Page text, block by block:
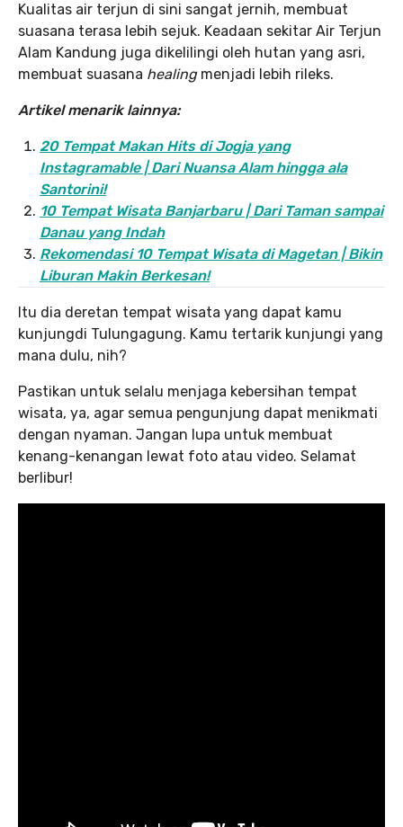
Kualitas air terjun di sini sangat jernih, membuat
suasana terasa lebih sejuk. Keadaan sekitar Air Terjun
Alam Kandung juga dikelilingi oleh hutan yang asri,
membuat suasana healingmenjadi lebih rileks.
Artikel menarik lainnya:
20 Tempat Makan Hits di Jogja yang
Instagramable | Dari Nuansa Alam hingga ala
Santorini!
10 Tempat Wisata Banjarbaru | Dari Taman sampai
Danau yang Indah
Rekomendasi 10 Tempat Wisata di Magetan | Bikin
Liburan Makin Berkesan!
Itu dia deretan tempat wisata yang dapat kamu
kunjungdi Tulungagung. Kamu tertarik kunjungi yang
mana dulu, nih?
Pastikan untuk selalu menjaga kebersihan tempat
wisata, ya, agar semua pengunjung dapat menikmati
dengan nyaman. Jangan lupa untuk membuat
kenang-kenangan lewat foto atau video. Selamat
berlibur!